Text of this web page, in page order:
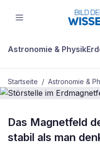
Astronomie & Physik
Startseite / Astronomie &
Störstelle im
Das Magnetfeld
stabil als man